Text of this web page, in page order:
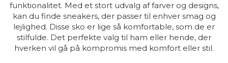
funktionalitet. Med et stort udvalg af farver og designs,
kan du finde sneakers, der passer til enhver smag og
lejlighed. Disse sko er lige så komfortable, som de er
stilfulde. Det perfekte valg til ham eller hende, der
hverken vil gå på kompromis med komfort eller stil.